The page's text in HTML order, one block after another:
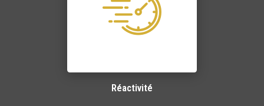
Réactivité